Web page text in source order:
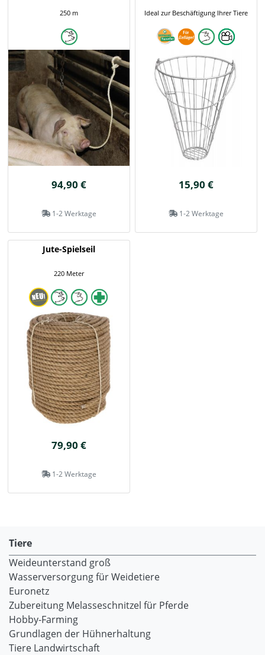
250 m
94,90 €
1-2 Werktage
Ideal zur Beschäftigung Ihrer Tiere
15,90 €
1-2 Werktage
Jute-Spielseil
220 Meter
79,90 €
1-2 Werktage
Tiere
Weideunterstand groß
Wasserversorgung für Weidetiere
Euronetz
Zubereitung Melasseschnitzel für Pferde
Hobby-Farming
Grundlagen der Hühnerhaltung
Tiere Landwirtschaft